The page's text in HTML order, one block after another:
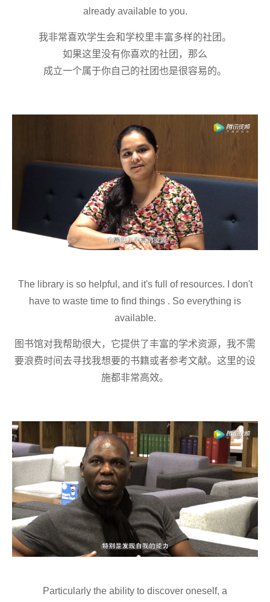
already available to you.
我非常喜欢学生会和学校里丰富多样的社团。
如果这里没有你喜欢的社团， 那么
成立一个属于你自己的社团也是很容易的。
The library is so helpful, and it's full of resources. I don't
have to waste time to find things . So everything is
available.
图书馆对我帮助很大，它提供了丰富的学术资源，我不需
要浪费时间去寻找我想要的书籍或者参考文献。这里的设
施都非常高效。
Particularly the ability to discover oneself, a